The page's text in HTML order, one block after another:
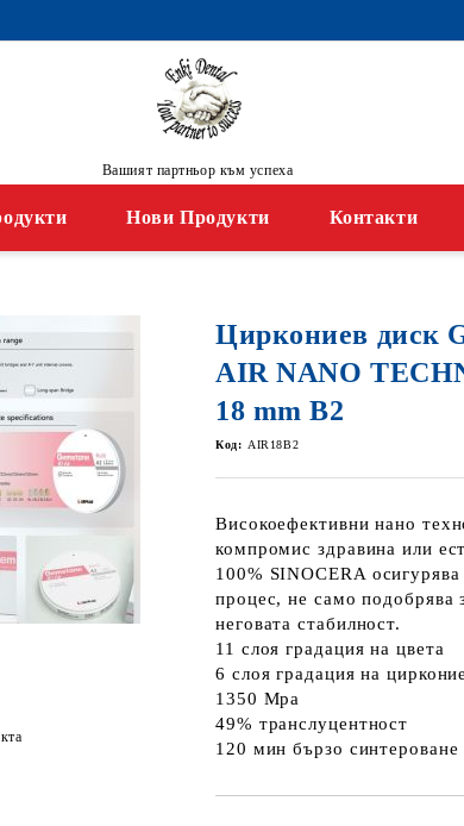
Вашият партньор към успеха
Нови Продукти Контакти
Циркониев диск
AIR NANO
18 mm B2
Код: AIR18B2
Високоефективни нано
компромис здравина или
100% SINOCERA
процес, не само подобрява
неговата стабилност.
11 слоя градация на цвета
6 слоя градация на
1350 Mpa
49% транслуцентност
120 мин бързо синтероване